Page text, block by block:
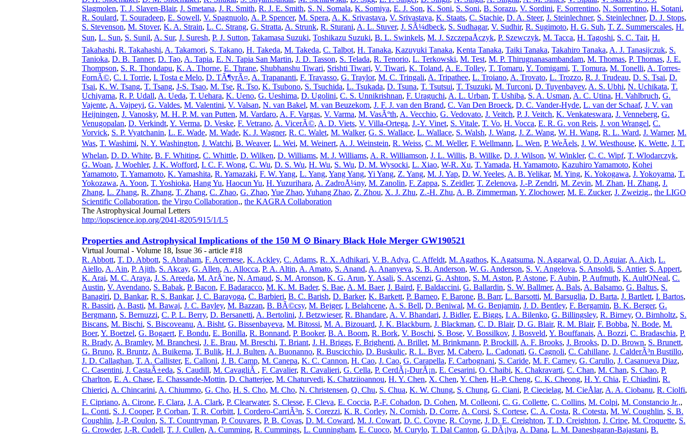
Slagmolen, T. J. Slaven-Blair, J. Smetana, J. R. Smith, R. J. E. Smith, S. N. Somala, K. Somiya, E. J. Son, K. Soni, S. Soni, B. Sorazu, V. Sordini, F. Sorrentino, N. Sorrentino, H. Sotani,
R. Soulard, T. Souradeep, E. Sowell, V. Spagnuolo, A. P. Spencer, M. Spera, A. K. Srivastava, V. Srivastava, K. Staats, C. Stachie, D. A. Steer, J. Steinlechner, S. Steinlechner, D. J. Stops,
S. Stevenson, M. Stover, K. A. Strain, L. C. Strang, G. Stratta, A. Strunk, R. Sturani, A. L. Stuver, J. SÃ¼dbeck, S. Sudhagar, V. Sudhir, R. Sugimoto, H. G. Suh, T. Z. Summerscales, H.
Sun, L. Sun, S. Sunil, A. Sur, J. Suresh, P. J. Sutton, Takamasa Suzuki, Toshikazu Suzuki, B. L. Swinkels, M. J. SzczepaÅczyk, P. Szewczyk, M. Tacca, H. Tagoshi, S. C. Tait, H.
Takahashi, R. Takahashi, A. Takamori, S. Takano, H. Takeda, M. Takeda, C. Talbot, H. Tanaka, Kazuyuki Tanaka, Kenta Tanaka, Taiki Tanaka, Takahiro Tanaka, A. J. Tanasijczuk, S.
Tanioka, D. B. Tanner, D. Tao, A. Tapia, E. N. Tapia San Martin, J. D. Tasson, S. Telada, R. Tenorio, L. Terkowski, M. Test, M. P. Thirugnanasambandam, M. Thomas, P. Thomas, J. E.
Thompson, S. R. Thondapu, K. A. Thorne, E. Thrane, Shubhanshu Tiwari, Srishti Tiwari, V. Tiwari, K. Toland, A. E. Tolley, T. Tomaru, Y. Tomigami, T. Tomura, M. Tonelli, A. Torres-
FornÃ©, C. I. Torrie, I. Tosta e Melo, D. TÃ¶yrÃ¤, A. Trapananti, F. Travasso, G. Traylor, M. C. Tringali, A. Tripathee, L. Troiano, A. Trovato, L. Trozzo, R. J. Trudeau, D. S. Tsai, D.
Tsai, K. W. Tsang, T. Tsang, J-S. Tsao, M. Tse, R. Tso, K. Tsubono, S. Tsuchida, L. Tsukada, D. Tsuna, T. Tsutsui, T. Tsuzuki, M. Turconi, D. Tuyenbayev, A. S. Ubhi, N. Uchikata, T.
Uchiyama, R. P. Udall, A. Ueda, T. Uehara, K. Ueno, G. Ueshima, D. Ugolini, C. S. Unnikrishnan, F. Uraguchi, A. L. Urban, T. Ushiba, S. A. Usman, A. C. Utina, H. Vahlbruch, G.
Vajente, A. Vajpeyi, G. Valdes, M. Valentini, V. Valsan, N. van Bakel, M. van Beuzekom, J. F. J. van den Brand, C. Van Den Broeck, D. C. Vander-Hyde, L. van der Schaaf, J. V. van
Heijningen, J. Vanosky, M. H. P. M. van Putten, M. Vardaro, A. F. Vargas, V. Varma, M. VasÃºth, A. Vecchio, G. Vedovato, J. Veitch, P. J. Veitch, K. Venkateswara, J. Venneberg, G.
Venugopalan, D. Verkindt, Y. Verma, D. Veske, F. Vetrano, A. VicerÃ©, A. D. Viets, V. Villa-Ortega, J.-Y. Vinet, S. Vitale, T. Vo, H. Vocca, E. R. G. von Reis, J. von Wrangel, C.
Vorvick, S. P. Vyatchanin, L. E. Wade, M. Wade, K. J. Wagner, R. C. Walet, M. Walker, G. S. Wallace, L. Wallace, S. Walsh, J. Wang, J. Z. Wang, W. H. Wang, R. L. Ward, J. Warner, M.
Was, T. Washimi, N. Y. Washington, J. Watchi, B. Weaver, L. Wei, M. Weinert, A. J. Weinstein, R. Weiss, C. M. Weller, F. Wellmann, L. Wen, P. WeÃels, J. W. Westhouse, K. Wette, J. T.
Whelan, D. D. White, B. F. Whiting, C. Whittle, D. Wilken, D. Williams, M. J. Williams, A. R. Williamson, J. L. Willis, B. Willke, D. J. Wilson, W. Winkler, C. C. Wipf, T. Wlodarczyk,
G. Woan, J. Woehler, J. K. Wofford, I. C. F. Wong, C. Wu, D. S. Wu, H. Wu, S. Wu, D. M. Wysocki, L. Xiao, W-R. Xu, T. Yamada, H. Yamamoto, Kazuhiro Yamamoto, Kohei
Yamamoto, T. Yamamoto, K. Yamashita, R. Yamazaki, F. W. Yang, L. Yang, Yang Yang, Yi Yang, Z. Yang, M. J. Yap, D. W. Yeeles, A. B. Yelikar, M. Ying, K. Yokogawa, J. Yokoyama, T.
Yokozawa, A. Yoon, T. Yoshioka, Hang Yu, Haocun Yu, H. Yuzurihara, A. ZadroÅ¼ny, M. Zanolin, F. Zappa, S. Zeidler, T. Zelenova, J.-P. Zendri, M. Zevin, M. Zhan, H. Zhang, J.
Zhang, L. Zhang, R. Zhang, T. Zhang, C. Zhao, G. Zhao, Yue Zhao, Yuhang Zhao, Z. Zhou, X. J. Zhu, Z.-H. Zhu, A. B. Zimmerman, Y. Zlochower, M. E. Zucker, J. Zweizig,, the LIGO
Scientific Collaboration, the Virgo Collaboration,, the KAGRA Collaboration
The Astrophysical Journal Letters
http://iopscience.iop.org/2041-8205/915/1/L5
Properties and Astrophysical Implications of the 150 M ⊙ Binary Black Hole Merger GW190521
Virtual Journal - Volume 18, Issue 36 - article #18
R. Abbott, T. D. Abbott, S. Abraham, F. Acernese, K. Ackley, C. Adams, R. X. Adhikari, V. B. Adya, C. Affeldt, M. Agathos, K. Agatsuma, N. Aggarwal, O. D. Aguiar, A. Aich, L.
Aiello, A. Ain, P. Ajith, S. Akcay, G. Allen, A. Allocca, P. A. Altin, A. Amato, S. Anand, A. Ananyeva, S. B. Anderson, W. G. Anderson, S. V. Angelova, S. Ansoldi, S. Antier, S. Appert,
K. Arai, M. C. Araya, J. S. Areeda, M. ArÃ¨ne, N. Arnaud, S. M. Aronson, K. G. Arun, Y. Asali, S. Ascenzi, G. Ashton, S. M. Aston, P. Astone, F. Aubin, P. Aufmuth, K. AultONeal, C.
Austin, V. Avendano, S. Babak, P. Bacon, F. Badaracco, M. K. M. Bader, S. Bae, A. M. Baer, J. Baird, F. Baldaccini, G. Ballardin, S. W. Ballmer, A. Bals, A. Balsamo, G. Baltus, S.
Banagiri, D. Bankar, R. S. Bankar, J. C. Barayoga, C. Barbieri, B. C. Barish, D. Barker, K. Barkett, P. Barneo, F. Barone, B. Barr, L. Barsotti, M. Barsuglia, D. Barta, J. Bartlett, I. Bartos,
R. Bassiri, A. Basti, M. Bawaj, J. C. Bayley, M. Bazzan, B. BÃ©csy, M. Bejger, I. Belahcene, A. S. Bell, D. Beniwal, M. G. Benjamin, J. D. Bentley, F. Bergamin, B. K. Berger, G.
Bergmann, S. Bernuzzi, C. P. L. Berry, D. Bersanetti, A. Bertolini, J. Betzwieser, R. Bhandare, A. V. Bhandari, J. Bidler, E. Biggs, I. A. Bilenko, G. Billingsley, R. Birney, O. Birnholtz, S.
Biscans, M. Bischi, S. Biscoveanu, A. Bisht, G. Bissenbayeva, M. Bitossi, M. A. Bizouard, J. K. Blackburn, J. Blackman, C. D. Blair, D. G. Blair, R. M. Blair, F. Bobba, N. Bode, M.
Boer, Y. Boetzel, G. Bogaert, F. Bondu, E. Bonilla, R. Bonnand, P. Booker, B. A. Boom, R. Bork, V. Boschi, S. Bose, V. Bossilkov, J. Bosveld, Y. Bouffanais, A. Bozzi, C. Bradaschia, P.
R. Brady, A. Bramley, M. Branchesi, J. E. Brau, M. Breschi, T. Briant, J. H. Briggs, F. Brighenti, A. Brillet, M. Brinkmann, P. Brockill, A. F. Brooks, J. Brooks, D. D. Brown, S. Brunett,
G. Bruno, R. Bruntz, A. Buikema, T. Bulik, H. J. Bulten, A. Buonanno, R. Buscicchio, D. Buskulic, R. L. Byer, M. Cabero, L. Cadonati, G. Cagnoli, C. Cahillane, J. CalderÃ³n Bustillo,
J. D. Callaghan, T. A. Callister, E. Calloni, J. B. Camp, M. Canepa, K. C. Cannon, H. Cao, J. Cao, G. Carapella, F. Carbognani, S. Caride, M. F. Carney, G. Carullo, J. Casanueva Diaz,
C. Casentini, J. CastaÃ±eda, S. Caudill, M. CavagliÃ , F. Cavalier, R. Cavalieri, G. Cella, P. CerdÃ¡-DurÃ¡n, E. Cesarini, O. Chaibi, K. Chakravarti, C. Chan, M. Chan, S. Chao, P.
Charlton, E. A. Chase, E. Chassande-Mottin, D. Chatterjee, M. Chaturvedi, K. Chatziioannou, H. Y. Chen, X. Chen, Y. Chen, H.-P. Cheng, C. K. Cheong, H. Y. Chia, F. Chiadini, R.
Chierici, A. Chincarini, A. Chiummo, G. Cho, H. S. Cho, M. Cho, N. Christensen, Q. Chu, S. Chua, K. W. Chung, S. Chung, G. Ciani, P. Ciecielag, M. CieÅlar, A. A. Ciobanu, R. Ciolfi,
F. Cipriano, A. Cirone, F. Clara, J. A. Clark, P. Clearwater, S. Clesse, F. Cleva, E. Coccia, P.-F. Cohadon, D. Cohen, M. Colleoni, C. G. Collette, C. Collins, M. Colpi, M. Constancio Jr.,,
L. Conti, S. J. Cooper, P. Corban, T. R. Corbitt, I. Cordero-CarriÃ³n, S. Corezzi, K. R. Corley, N. Cornish, D. Corre, A. Corsi, S. Cortese, C. A. Costa, R. Cotesta, M. W. Coughlin, S. B.
Coughlin, J.-P. Coulon, S. T. Countryman, P. Couvares, P. B. Covas, D. M. Coward, M. J. Cowart, D. C. Coyne, R. Coyne, J. D. E. Creighton, T. D. Creighton, J. Cripe, M. Croquette, S.
G. Crowder, J.-R. Cudell, T. J. Cullen, A. Cumming, R. Cummings, L. Cunningham, E. Cuoco, M. Curylo, T. Dal Canton, G. DÃ¡lya, A. Dana, L. M. Daneshgaran-Bajastani, B.